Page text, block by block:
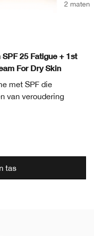
2 maten
25 Fatigue + 1st
For Dry Skin
met SPF die
van veroudering
tas